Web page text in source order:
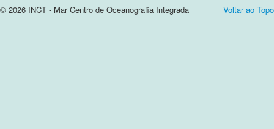
Voltar ao Topo
© 2026 INCT - Mar Centro de Oceanografia Integrada